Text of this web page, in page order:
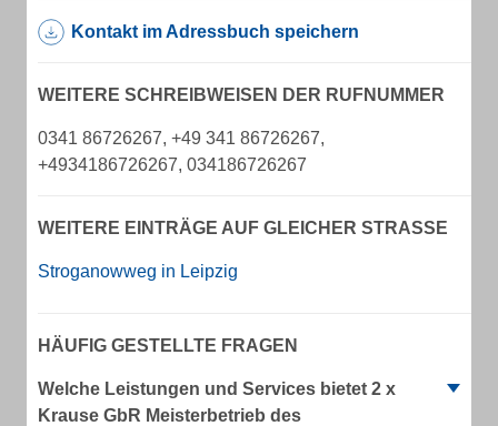
Kontakt im Adressbuch speichern
WEITERE SCHREIBWEISEN DER RUFNUMMER
0341 86726267, +49 341 86726267,
+4934186726267, 034186726267
WEITERE EINTRÄGE AUF GLEICHER STRASSE
Stroganowweg in Leipzig
HÄUFIG GESTELLTE FRAGEN
Welche Leistungen und Services bietet 2 x
Krause GbR Meisterbetrieb des